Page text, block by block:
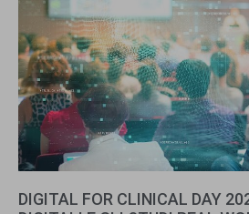
DIGITAL FOR CLINICAL DAY